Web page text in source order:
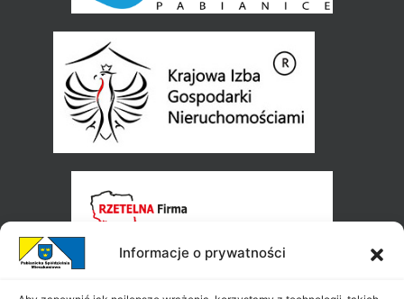
Informacje o prywatności